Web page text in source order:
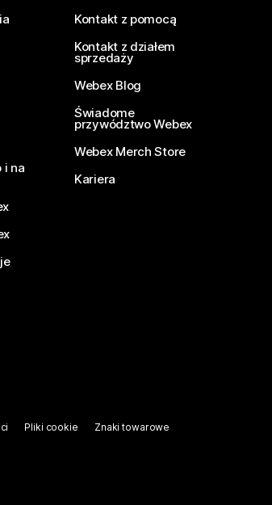
i na
Kontakt z pomocą
Kontakt z działem
sprzedaży
Webex Blog
Świadome
przywództwo Webex
Webex Merch Store
Kariera
Pliki cookie Znaki towarowe